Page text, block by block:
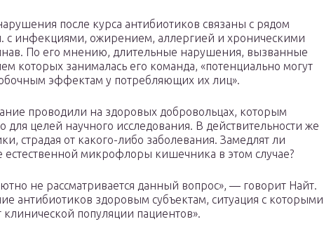
после курса антибиотиков связаны с рядом
с инфекциями, ожирением, аллергией и хроническими
По его мнению, длительные нарушения, вызванные
которых занималась его команда, «потенциально могут
эффектам у потребляющих их лиц».
проводили на здоровых добровольцах, которым
для целей научного исследования. В действительности же
страдая от какого-либо заболевания. Замедлят ли
естественной микрофлоры кишечника в этом случае?
не рассматривается данный вопрос», — говорит Найт.
антибиотиков здоровым субъектам, ситуация с которыми
клинической популяции пациентов».